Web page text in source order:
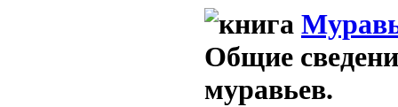
Общие
муравьев.